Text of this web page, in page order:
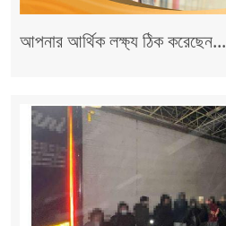
আপনার আর্থিক লক্ষ্য ঠিক করেছেন...